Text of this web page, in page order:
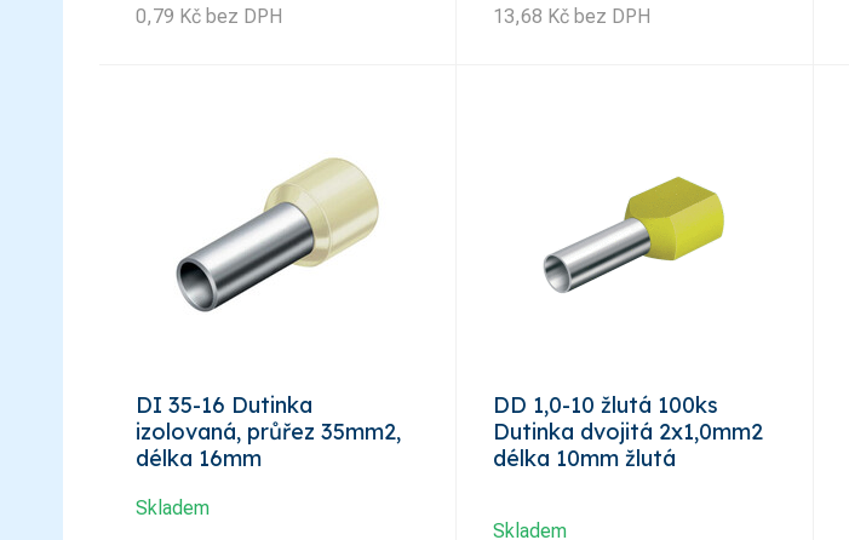
0,79 Kč bez DPH 13,68 Kč bez DPH
DI 35-16 Dutinka
izolovaná, průřez 35mm2,
délka 16mm
Skladem
DD 1,0-10 žlutá 100ks
Dutinka dvojitá 2x1,0mm2
délka 10mm žlutá
Skladem